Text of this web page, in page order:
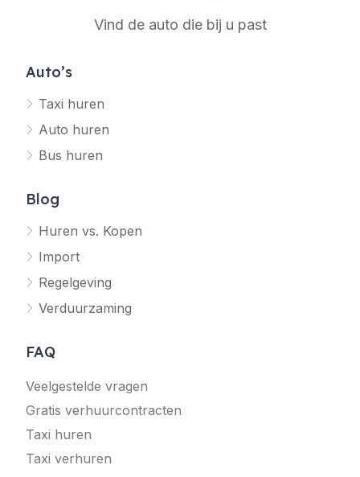
Vind de auto die bij u past
Auto’s
Taxi huren
Auto huren
Bus huren
Blog
Huren vs. Kopen
Import
Regelgeving
Verduurzaming
FAQ
Veelgestelde vragen
Gratis verhuurcontracten
Taxi huren
Taxi verhuren